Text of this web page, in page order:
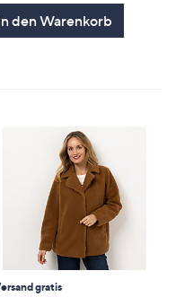
5
den Warenkorb
gratis